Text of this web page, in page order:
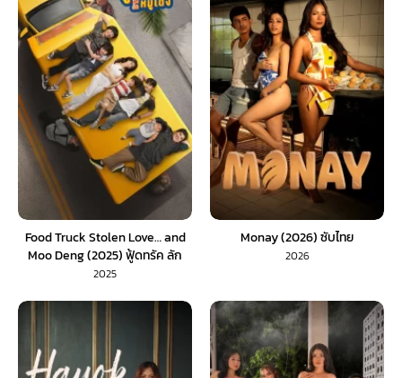
Food Truck Stolen Love… and
Moo Deng (2025) ฟู้ดทรัค ลัก
(รัก) หมูเด้ง
2025
Monay (2026) ซับไทย
2026